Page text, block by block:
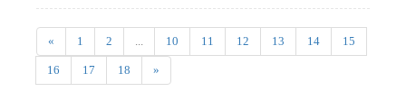
« 1 2 ... 10 11 12 13 14 15
16 17 18 »